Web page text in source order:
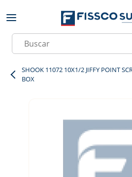
Skip to main content
Site Search
SHOOK 11072 10X1/2 JIFFY POINT
BOX